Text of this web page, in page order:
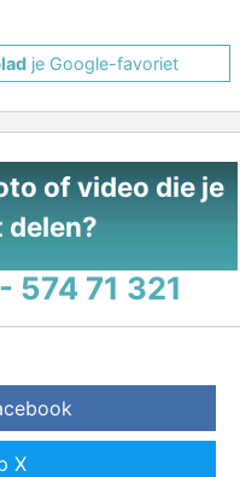
je Google-favoriet
of video die je
delen?
574 71 321
X